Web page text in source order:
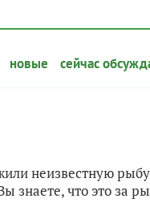
новые сейчас
неизвестную
знаете, что это за